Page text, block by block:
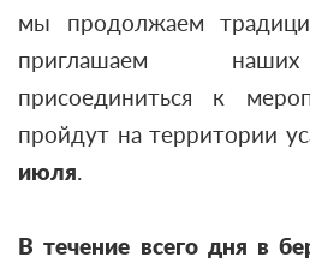
мы продолжаем
приглашаем
присоединиться к
пройдут на территории
июля.
В течение всего дня в